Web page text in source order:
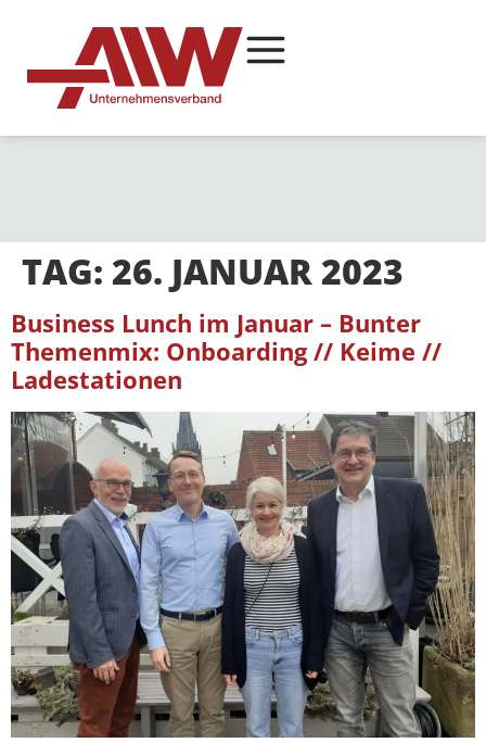
TAG: 26. JANUAR 2023
Business Lunch im Januar – Bunter
Themenmix: Onboarding // Keime //
Ladestationen